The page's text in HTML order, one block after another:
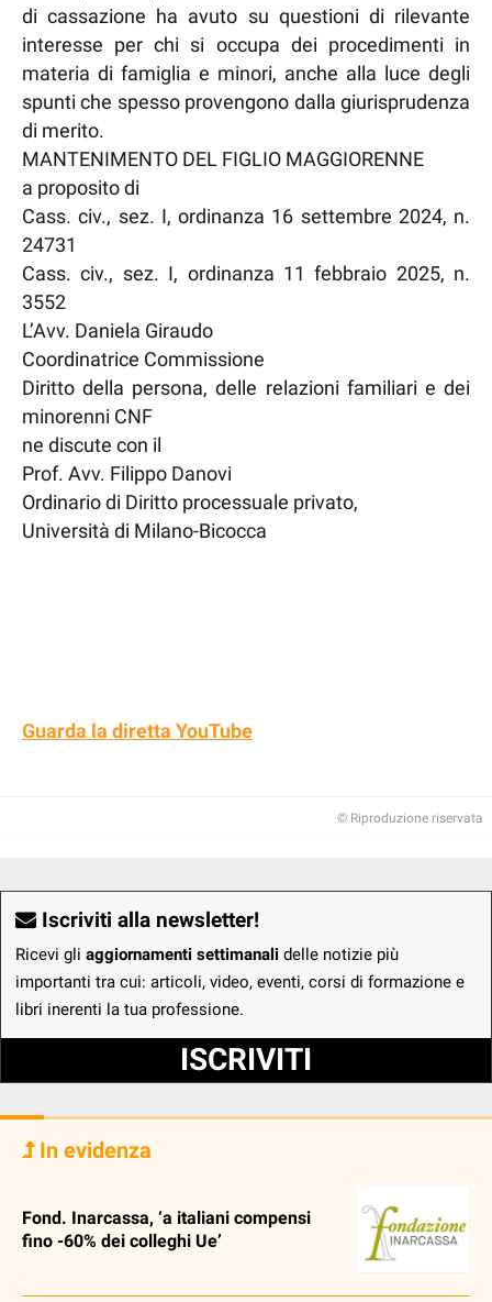
di cassazione ha avuto su questioni di rilevante
interesse per chi si occupa dei procedimenti in
materia di famiglia e minori, anche alla luce degli
spunti che spesso provengono dalla giurisprudenza
di merito.
MANTENIMENTO DEL FIGLIO MAGGIORENNE
a proposito di
Cass. civ., sez. I, ordinanza 16 settembre 2024, n.
24731
Cass. civ., sez. I, ordinanza 11 febbraio 2025, n.
3552
L’Avv. Daniela Giraudo
Coordinatrice Commissione
Diritto della persona, delle relazioni familiari e dei
minorenni CNF
ne discute con il
Prof. Avv. Filippo Danovi
Ordinario di Diritto processuale privato,
Università di Milano-Bicocca
Guarda la diretta YouTube
© Riproduzione riservata
Iscriviti alla newsletter!
Ricevi gli aggiornamenti settimanali delle notizie più
importanti tra cui: articoli, video, eventi, corsi di formazione e
libri inerenti la tua professione.
ISCRIVITI
In evidenza
Fond. Inarcassa, ‘a italiani compensi
fino -60% dei colleghi Ue’